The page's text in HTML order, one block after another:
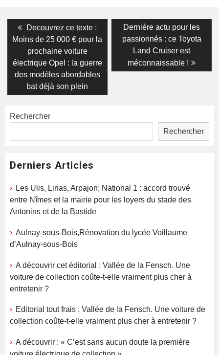
Navigation
de
l’article
Previous
post:
Decouvrez ce texte :
Moins de 25 000 € pour la
prochaine voiture
électrique Opel : la guerre
des modèles abordables
bat déjà son plein
Next
post:
Dernière actu pour les
passionnés : ce Toyota
Land Cruiser est
méconnaissable !
Rechercher
Rechercher
Derniers Articles
Les Ulis, Linas, Arpajon; National 1 : accord trouvé
entre Nîmes et la mairie pour les loyers du stade des
Antonins et de la Bastide
Aulnay-sous-Bois,Rénovation du lycée Voillaume
d’Aulnay-sous-Bois
A découvrir cet éditorial : Vallée de la Fensch. Une
voiture de collection coûte-t-elle vraiment plus cher à
entretenir ?
Editorial tout frais : Vallée de la Fensch. Une voiture de
collection coûte-t-elle vraiment plus cher à entretenir ?
A découvrir : « C’est sans aucun doute la première